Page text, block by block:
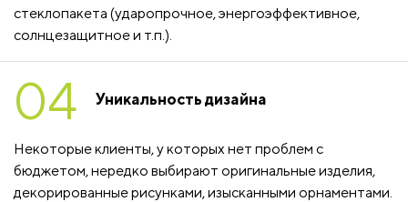
стеклопакета (ударопрочное, энергоэффективное,
солнцезащитное и т.п.).
04 Уникальность дизайна
Некоторые клиенты, у которых нет проблем с
бюджетом, нередко выбирают оригинальные изделия,
декорированные рисунками, изысканными орнаментами.